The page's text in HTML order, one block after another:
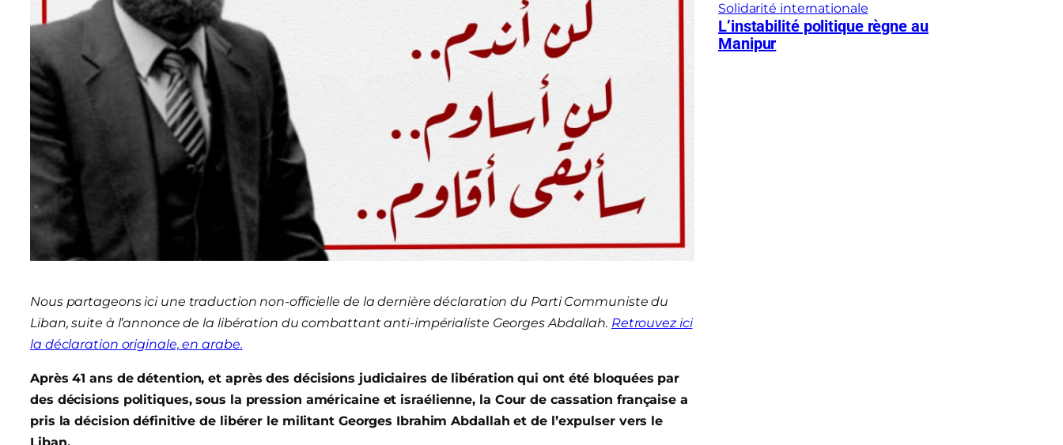
Nous partageons ici une traduction non-officielle de la dernière déclaration du Parti Communiste du
Liban, suite à l’annonce de la libération du combattant anti-impérialiste Georges Abdallah. Retrouvez ici
la déclaration originale, en arabe.
Après 41 ans de détention, et après des décisions judiciaires de libération qui ont été bloquées par
des décisions politiques, sous la pression américaine et israélienne, la Cour de cassation française a
pris la décision définitive de libérer le militant Georges Ibrahim Abdallah et de l’expulser vers le
Liban.
Solidarité internationale
L’instabilité politique règne au
Manipur